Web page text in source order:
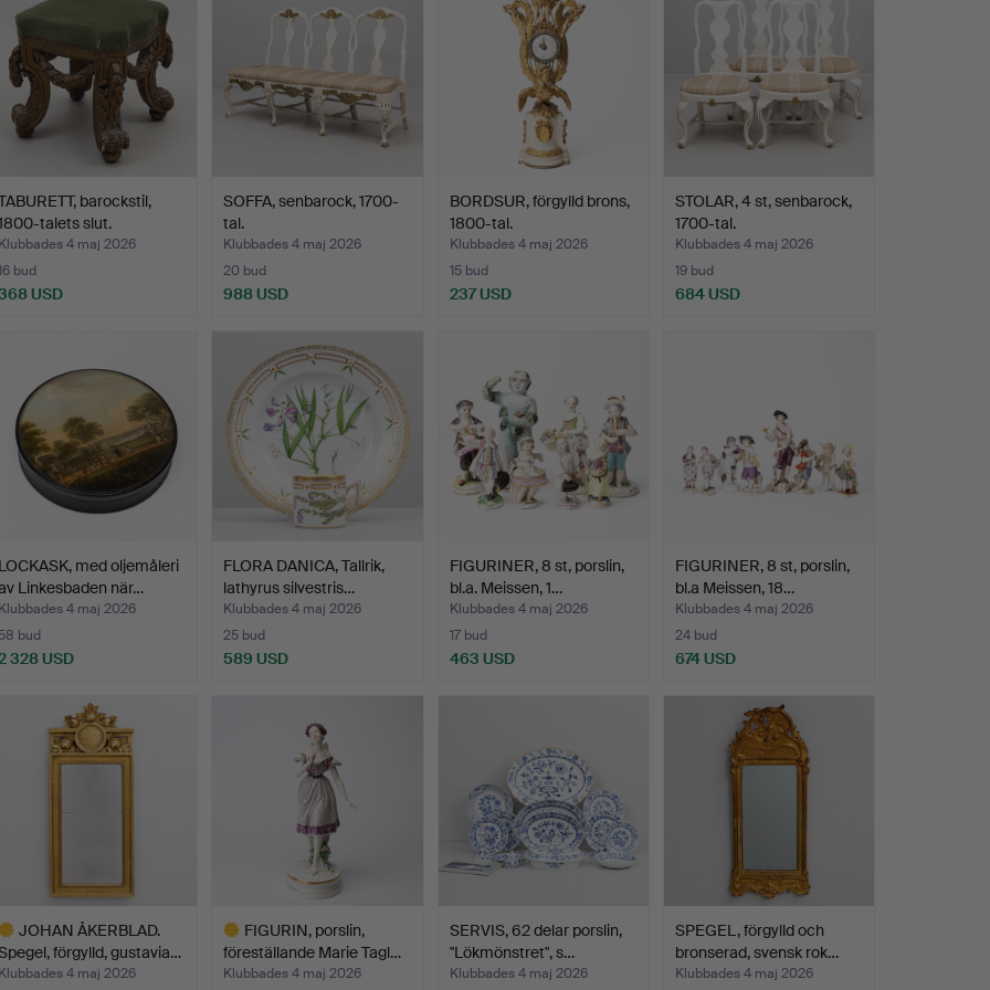
barockstil,
talets slut.
4 maj 2026
bud
USD
SOFFA, senbarock, 1700-
tal.
Klubbades 4 maj 2026
20 bud
988 USD
BORDSUR, förgylld brons,
1800-tal.
Klubbades 4 maj 2026
15 bud
237 USD
STOLAR, 4 st, senbarock,
1700-tal.
Klubbades 4 maj 2026
19 bud
684 USD
med oljemåleri
Linkesbaden när…
4 maj 2026
bud
328 USD
FLORA DANICA, Tallrik,
lathyrus silvestris…
Klubbades 4 maj 2026
25 bud
589 USD
FIGURINER, 8 st, porslin,
bl.a. Meissen, 1…
Klubbades 4 maj 2026
17 bud
463 USD
FIGURINER, 8 st, porslin,
bl.a Meissen, 18…
Klubbades 4 maj 2026
24 bud
674 USD
JOHAN ÅKERBLAD.
förgylld, gustavia…
4 maj 2026
FIGURIN, porslin,
föreställande Marie Tagl…
Klubbades 4 maj 2026
SERVIS, 62 delar porslin,
"Lökmönstret", s…
Klubbades 4 maj 2026
SPEGEL, förgylld och
bronserad, svensk rok…
Klubbades 4 maj 2026